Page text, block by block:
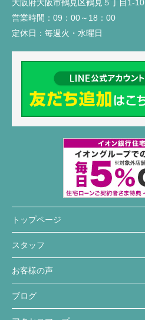
大阪府大阪市鶴見区鶴見５丁目1-10
営業時間： 09：00～18：00
定休日： 毎週火・水曜日
トップページ
スタッフ
お客様の声
ブログ